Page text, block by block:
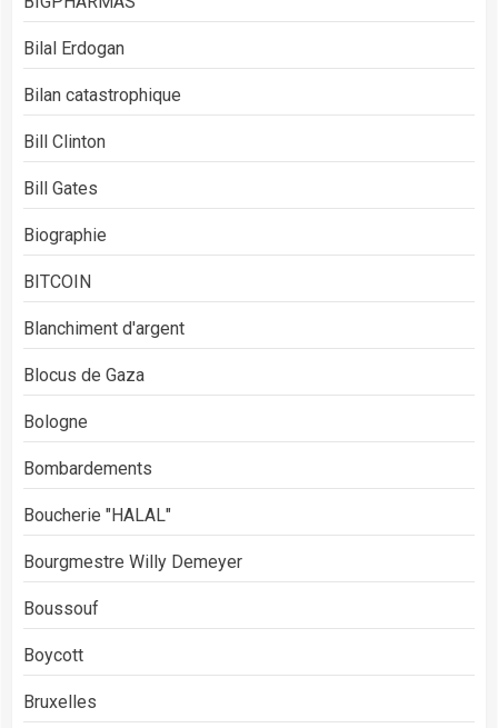
Bilal Erdogan
Bilan catastrophique
Bill Clinton
Bill Gates
Biographie
BITCOIN
Blanchiment d'argent
Blocus de Gaza
Bologne
Bombardements
Boucherie "HALAL"
Bourgmestre Willy Demeyer
Boussouf
Boycott
Bruxelles